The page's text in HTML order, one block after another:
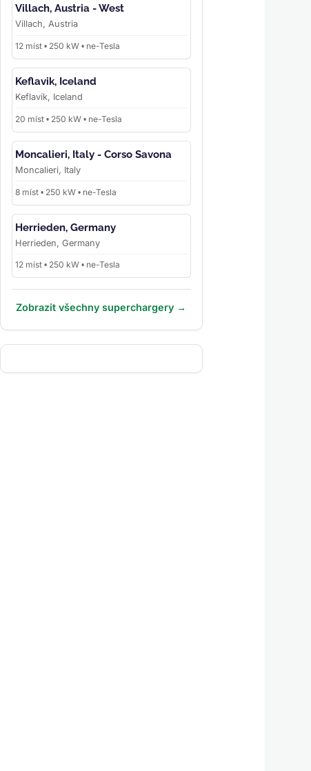
Villach, Austria - West
Villach, Austria
12 míst • 250 kW • ne-Tesla
Keflavik, Iceland
Keflavík, Iceland
20 míst • 250 kW • ne-Tesla
Moncalieri, Italy - Corso Savona
Moncalieri, Italy
8 míst • 250 kW • ne-Tesla
Herrieden, Germany
Herrieden, Germany
12 míst • 250 kW • ne-Tesla
Zobrazit všechny superchargery →